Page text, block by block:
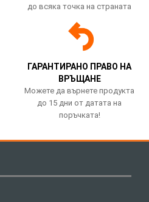
до всяка точка на страната
ГАРАНТИРАНО ПРАВО НА
ВРЪЩАНЕ
Можете да върнете продукта
до 15 дни от датата на
поръчката!